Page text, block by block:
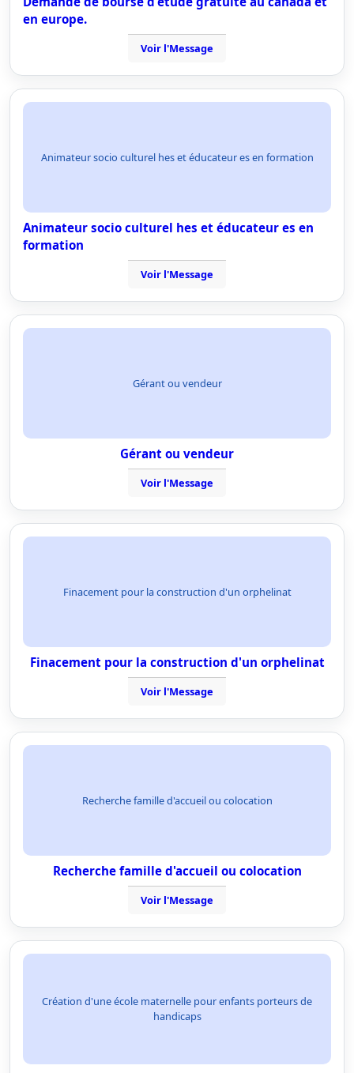
en europe.
Voir l'Message
Animateur socio culturel hes et éducateur es en formation
Animateur socio culturel hes et éducateur es en
formation
Voir l'Message
Gérant ou vendeur
Gérant ou vendeur
Voir l'Message
Finacement pour la construction d'un orphelinat
Finacement pour la construction d'un orphelinat
Voir l'Message
Recherche famille d'accueil ou colocation
Recherche famille d'accueil ou colocation
Voir l'Message
Création d'une école maternelle pour enfants porteurs de
handicaps